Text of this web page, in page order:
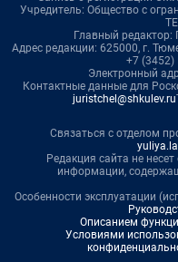
Учредитель: Общество с
Главный
Адрес редакции: 625000, г.
+7 (3452)
Электронный
Контактные данные для
juristchel@shkulev.ru
Связаться с отделом
Редакция сайта не
информации,
Особенности эксплуатации
Описанием
Условиями